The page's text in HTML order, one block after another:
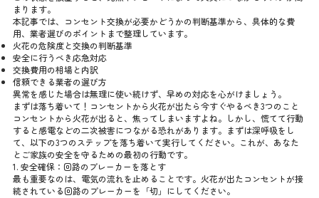
まります。
本記事では、コンセント交換が必要かどうかの判断基準から、具体的な費
用、業者選びのポイントまで整理しています。
火花の危険度と交換の判断基準
安全に行うべき応急対応
交換費用の相場と内訳
信頼できる業者の選び方
異常を感じた場合は無理に使い続けず、早めの対応を心がけましょう。
まずは落ち着いて！コンセントから火花が出たら今すぐやるべき3つのこと
コンセントから火花が出ると、焦ってしまいますよね。しかし、慌てて行動
すると感電などの二次被害につながる恐れがあります。まずは深呼吸をし
て、以下の3つのステップを落ち着いて実行してください。これが、あなた
とご家族の安全を守るための最初の行動です。
1. 安全確保：回路のブレーカーを落とす
最も重要なのは、電気の流れを止めることです。火花が出たコンセントが接
続されている回路のブレーカーを「切」にしてください。